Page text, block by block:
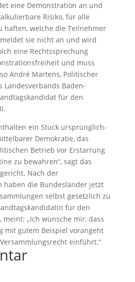
eine Demonstration an und
Risiko, für alle
haften, welche die Teilnehmer
sie nicht an und wird
eine Rechtssprechung
und muss
André Martens, Politischer
Landesverbands Baden-
für den
ein Stück ursprünglich-
Demokratie, das
Betrieb vor Erstarrung
zu bewahren“, sagt das
Nach der
haben die Bundesländer jetzt
selbst gesetzlich zu
für den
meint: „Ich wünsche mir, dass
mit gutem Beispiel vorangeht
einführt.“